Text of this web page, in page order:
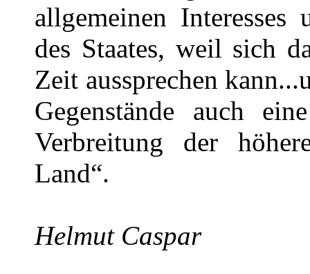
allgemeinen
des Staates, weil sich
Zeit aussprechen
Gegenstände auch
Verbreitung der
Land“.
Helmut Caspar